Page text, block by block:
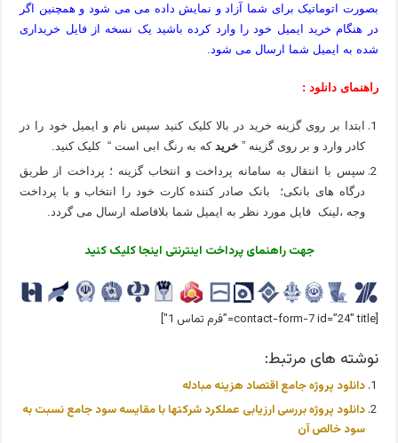
بصورت اتوماتیک برای شما آزاد و نمایش داده می می شود و همچنین اگر
در هنگام خرید ایمیل خود را وارد کرده باشید یک نسخه از فایل خریداری
شده به ایمیل شما ارسال می شود.
راهنمای دانلود :
ابتدا بر روی گزینه خرید در بالا کلیک کنید سپس نام و ایمیل خود را در
کادر وارد و بر روی گزینه ” خرید که به رنگ ابی است “ کلیک کنید.
سپس با انتقال به سامانه پرداخت و انتخاب گزینه ؛ پرداخت از طریق
درگاه های بانکی؛ بانک صادر کننده کارت خود را انتخاب و با پرداخت
وجه ،لینک فایل مورد نظر به ایمیل شما بلافاصله ارسال می گردد.
جهت راهنمای پرداخت اینترنتی اینجا کلیک کنید
[contact-form-7 id=”24″ title=”فرم تماس 1″]
نوشته های مرتبط:
دانلود پروژه جامع اقتصاد هزينه مبادله
دانلود پروژه بررسی ارزیابی عملکرد شرکتها با مقایسه سود جامع نسبت به
سود خالص آن